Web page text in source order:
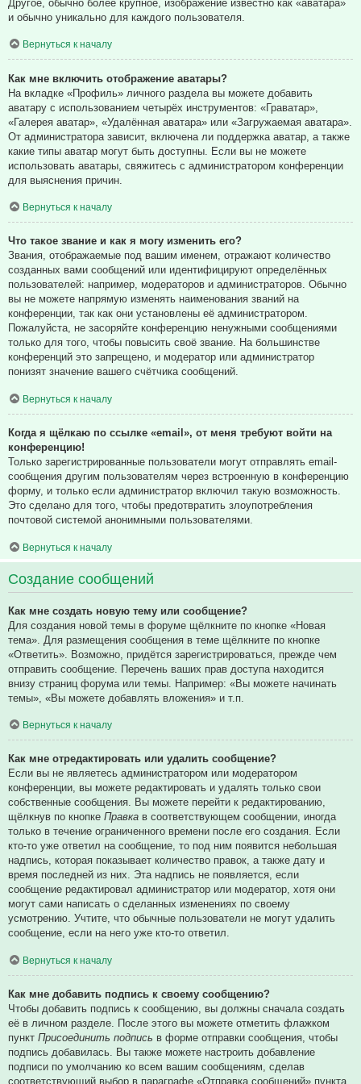
Другое, обычно более крупное, изображение известно как «аватара»
и обычно уникально для каждого пользователя.
Вернуться к началу
Как мне включить отображение аватары?
На вкладке «Профиль» личного раздела вы можете добавить
аватару с использованием четырёх инструментов: «Граватар»,
«Галерея аватар», «Удалённая аватара» или «Загружаемая аватара».
От администратора зависит, включена ли поддержка аватар, а также
какие типы аватар могут быть доступны. Если вы не можете
использовать аватары, свяжитесь с администратором конференции
для выяснения причин.
Вернуться к началу
Что такое звание и как я могу изменить его?
Звания, отображаемые под вашим именем, отражают количество
созданных вами сообщений или идентифицируют определённых
пользователей: например, модераторов и администраторов. Обычно
вы не можете напрямую изменять наименования званий на
конференции, так как они установлены её администратором.
Пожалуйста, не засоряйте конференцию ненужными сообщениями
только для того, чтобы повысить своё звание. На большинстве
конференций это запрещено, и модератор или администратор
понизят значение вашего счётчика сообщений.
Вернуться к началу
Когда я щёлкаю по ссылке «email», от меня требуют войти на
конференцию!
Только зарегистрированные пользователи могут отправлять email-
сообщения другим пользователям через встроенную в конференцию
форму, и только если администратор включил такую возможность.
Это сделано для того, чтобы предотвратить злоупотребления
почтовой системой анонимными пользователями.
Вернуться к началу
Создание сообщений
Как мне создать новую тему или сообщение?
Для создания новой темы в форуме щёлкните по кнопке «Новая
тема». Для размещения сообщения в теме щёлкните по кнопке
«Ответить». Возможно, придётся зарегистрироваться, прежде чем
отправить сообщение. Перечень ваших прав доступа находится
внизу страниц форума или темы. Например: «Вы можете начинать
темы», «Вы можете добавлять вложения» и т.п.
Вернуться к началу
Как мне отредактировать или удалить сообщение?
Если вы не являетесь администратором или модератором
конференции, вы можете редактировать и удалять только свои
собственные сообщения. Вы можете перейти к редактированию,
щёлкнув по кнопке Правка в соответствующем сообщении, иногда
только в течение ограниченного времени после его создания. Если
кто-то уже ответил на сообщение, то под ним появится небольшая
надпись, которая показывает количество правок, а также дату и
время последней из них. Эта надпись не появляется, если
сообщение редактировал администратор или модератор, хотя они
могут сами написать о сделанных изменениях по своему
усмотрению. Учтите, что обычные пользователи не могут удалить
сообщение, если на него уже кто-то ответил.
Вернуться к началу
Как мне добавить подпись к своему сообщению?
Чтобы добавить подпись к сообщению, вы должны сначала создать
её в личном разделе. После этого вы можете отметить флажком
пункт Присоединить подпись в форме отправки сообщения, чтобы
подпись добавилась. Вы также можете настроить добавление
подписи по умолчанию ко всем вашим сообщениям, сделав
соответствующий выбор в параграфе «Отправка сообщений» пункта